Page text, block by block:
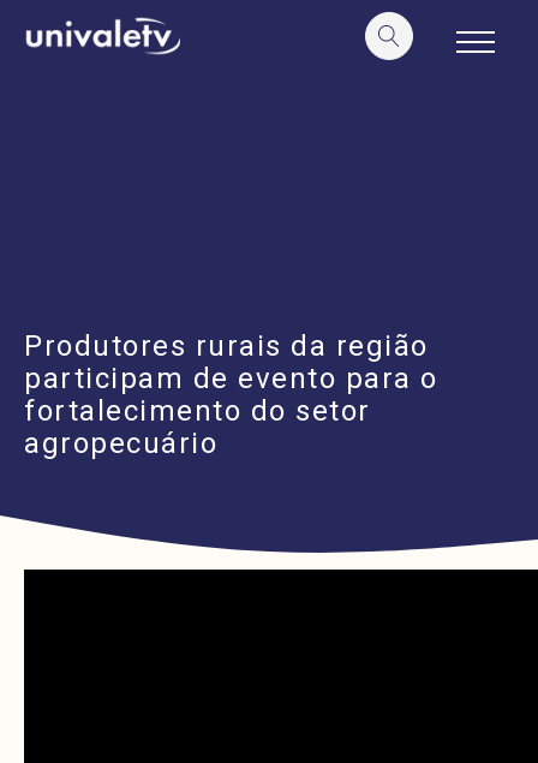
conteúdo
Produtores rurais da região
participam de evento para o
fortalecimento do setor
agropecuário